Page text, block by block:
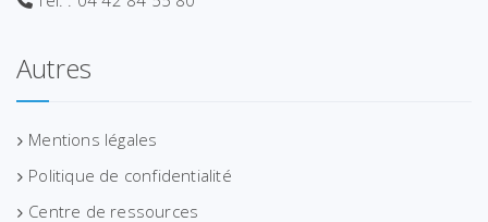
Autres
Mentions légales
Politique de confidentialité
Centre de ressources